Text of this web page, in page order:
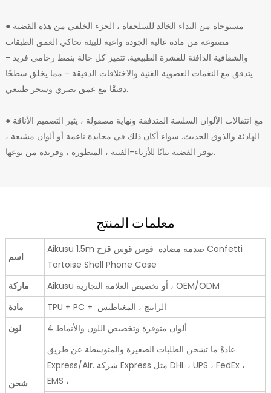
● مستوحاة من النداء الخالد للسلحفاة ، الجزء الخلفي من هذه القضية
مصنوعة من مادة عالية الجودة واعية للبيئة تحاكي العمق الطبقات
والشفافية الدافئة للقشرة الطبيعية. تتميز كل حالة بنمط رخامي فريد -
يتدفق مع النغمات العضوية الغنية والاختلافات الدقيقة - مما يخلق سطحًا
دقيقًا مع عمق بصري وسحر طبيعي.
● مع انتقالات الألوان السلسة المتدفقة ونهاية مصقولة ، يثير التصميم الأناقة
الهادئة والذوق الحديث. سواء أكان ذلك في محايدة ناعمة أو ألوان مشبعة ،
توفر القضية بيانًا للأزياء-الفنية ، المتطورة ، وفريدة من نوعها.
معلمات المنتج
اسم
Aikusu 1.5m صدمة مضادة قوس قوس قزح Confetti
Tortoise Shell Phone Case
ماركة
Aikusu أو تخصيص العلامة التجارية ، OEM/ODM
مادة
TPU + PC + الراتنج ، المغناطيس
لون
4 ألوان متوفرة وتخصيص اللون والأنماط
شحن
عادةً ما تشحن الطلبات الصغيرة والمتوسطة عن طريق
Express/Air. شركة Express مثل DHL ، UPS ، FedEx ،
EMS ،